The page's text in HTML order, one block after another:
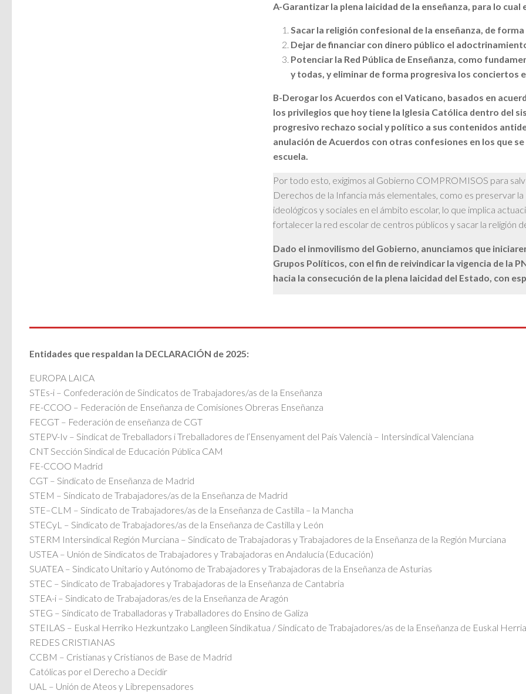
A-Garantizar la plena laicidad de la enseñanza, para lo cual
Sacar la religión confesional de la enseñanza, de
Dejar de financiar con dinero público el
Potenciar la Red Pública de Enseñanza, como
y todas, y eliminar de forma progresiva los conciertos
B-Derogar los Acuerdos con el Vaticano, basados en
los privilegios que hoy tiene la Iglesia Católica dentro del
progresivo rechazo social y político a sus contenidos
anulación de Acuerdos con otras confesiones en los que
escuela.
Por todo esto, exigimos al Gobierno COMPROMISOS para
Derechos de la Infancia más elementales, como es preservar
ideológicos y sociales en el ámbito escolar, lo que implica
fortalecer la red escolar de centros públicos y sacar la religión
Dado el inmovilismo del Gobierno, anunciamos que
Grupos Políticos, con el fin de reivindicar la vigencia de la
hacia la consecución de la plena laicidad del Estado, con
Entidades que respaldan la DECLARACIÓN de 2025:
EUROPA LAICA
STEs-i – Confederación de Sindicatos de Trabajadores/as de la Enseñanza
FE-CCOO – Federación de Enseñanza de Comisiones Obreras Enseñanza
FECGT – Federación de enseñanza de CGT
STEPV-Iv – Sindicat de Treballadors i Treballadores de l’Ensenyament del País Valencià – Intersindical Valenciana
CNT Sección Sindical de Educación Pública CAM
FE-CCOO Madrid
CGT – Sindicato de Enseñanza de Madrid
STEM – Sindicato de Trabajadores/as de la Enseñanza de Madrid
STE–CLM – Sindicato de Trabajadores/as de la Enseñanza de Castilla – la Mancha
STECyL – Sindicato de Trabajadores/as de la Enseñanza de Castilla y León
STERM Intersindical Región Murciana – Sindicato de Trabajadoras y Trabajadores de la Enseñanza de la Región Murciana
USTEA – Unión de Sindicatos de Trabajadores y Trabajadoras en Andalucía (Educación)
SUATEA – Sindicato Unitario y Autónomo de Trabajadores y Trabajadoras de la Enseñanza de Asturias
STEC – Sindicato de Trabajadores y Trabajadoras de la Enseñanza de Cantabria
STEA-i – Sindicato de Trabajadoras/es de la Enseñanza de Aragón
STEG – Sindicato de Traballadoras y Traballadores do Ensino de Galiza
STEILAS – Euskal Herriko Hezkuntzako Langileen Sindikatua / Sindicato de Trabajadores/as de la Enseñanza de Euskal Herria
REDES CRISTIANAS
CCBM – Cristianas y Cristianos de Base de Madrid
Católicas por el Derecho a Decidir
UAL – Unión de Ateos y Librepensadores